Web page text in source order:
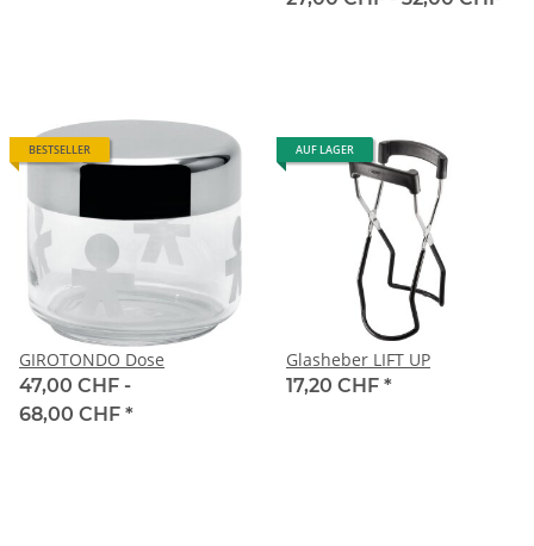
BESTSELLER
GIROTONDO Dose
47,00 CHF -
68,00 CHF *
AUF LAGER
Glasheber LIFT UP
17,20 CHF *